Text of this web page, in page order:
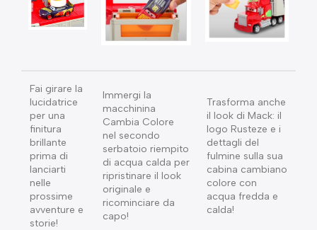
Fai girare la
lucidatrice
per una
finitura
brillante
prima di
lanciarti
nelle
prossime
avventure e
storie!
Immergi la
macchinina
Cambia Colore
nel secondo
serbatoio riempito
di acqua calda per
ripristinare il look
originale e
ricominciare da
capo!
Trasforma anche
il look di Mack: il
logo Rusteze e i
dettagli del
fulmine sulla sua
cabina cambiano
colore con
acqua fredda e
calda!​